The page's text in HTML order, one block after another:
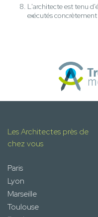
L'architecte est tenu
exécutés
Les Architectes près de
chez vous
Paris
Lyon
Marseille
Toulouse